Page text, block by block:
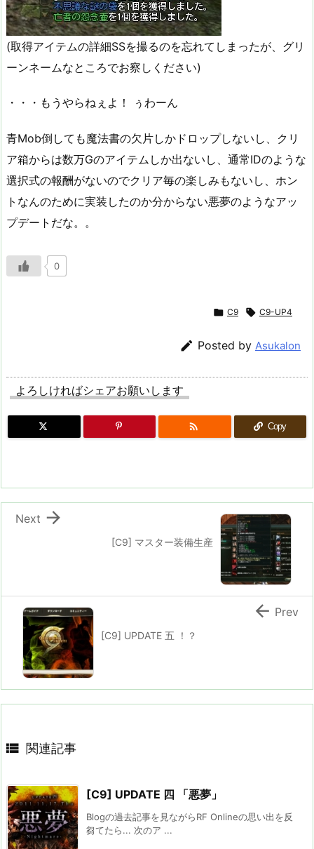
(取得アイテムの詳細SSを撮るのを忘れてしまったが、グリ
ーンネームなところでお察しください)
・・・もうやらねぇよ！ ぅわーん
青Mob倒しても魔法書の欠片しかドロップしないし、クリ
ア箱からは数万Gのアイテムしか出ないし、通常IDのような
選択式の報酬がないのでクリア毎の楽しみもないし、ホン
トなんのために実装したのか分からない悪夢のようなアッ
プデートだな。。
0
 C9  C9-UP4
 Posted by Asukalon
よろしければシェアお願いします
 Copy
[C9] マスター装備生産

Next
[C9] UPDATE 五 ！？
 Prev
 関連記事
[C9] UPDATE 四 「悪夢」
Blogの過去記事を見ながらRF Onlineの思い出を反
芻てたら... 次のア ...